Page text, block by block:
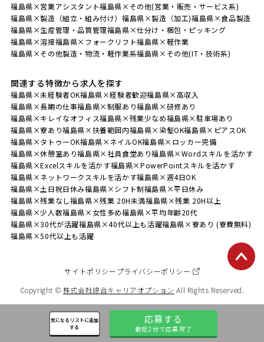
応募する
最短2分で応募完了
気になるリストに追加
する
福島県×営業アシスタント福島県×その他(営業・販売・サービス系)
福島県×製造（組立・組み付け）福島県×製造（加工)福島県×食品製造
福島県×生産管理・品質管理福島県×仕分け・梱包・ピッキング
福島県×溶接福島県×フォークリフト福島県×軽作業
福島県×その他製造・物流・軽作業系福島県×その他(IT・技術系)
関連する特徴から求人を探す
福島県×未経験者OK福島県×経験者歓迎福島県×高収入
福島県×長期の仕事福島県×制服あり福島県×研修あり
福島県×キレイなオフィス福島県×残業少なめ福島県×駐車場あり
福島県×寮あり福島県×扶養範囲内福島県×染髪OK福島県×ピアスOK
福島県×タトゥーOK福島県×ネイルOK福島県×ロッカー完備
福島県×休憩室あり福島県×社員食堂あり福島県×Wordスキルを活かす
福島県×Excelスキルを活かす福島県×PowerPointスキルを活かす
福島県×ネットワークスキルを活かす福島県×週4日OK
福島県×土日祝日休み福島県×シフト制福島県×平日休み
福島県×残業なし福島県×残業 20H未満福島県×残業 20H以上
福島県×少人数福島県×女性多め福島県×平均年齢20代
福島県×30代が活躍福島県×40代以上も活躍福島県×寮あり (寮費無料)
福島県×50代以上も活躍
サイトポリシープライバシーポリシー
Copyright © 株式会社綜合キャリアオプション All Rights Reserved.